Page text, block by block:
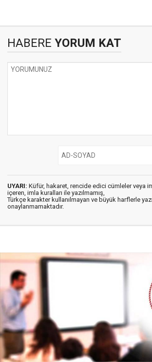
HABERE YORUM KAT
UYARI: Küfür, hakaret, rencide edici cümleler veya
içeren, imla kuralları ile yazılmamış,
Türkçe karakter kullanılmayan ve büyük harflerle
onaylanmamaktadır.